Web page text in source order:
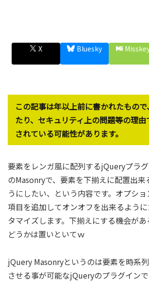
X Bluesky
この記事は年以上前に書かれたもの
たり、セキュリティ上の問題等の理
されている可能性があります。
要素をレンガ風に配列するjQueryプラ
のMasonryで、要素を下揃えに配置出来
うにしたい、という内容です。オプショ
項目を追加してオンオフを出来るよう
タマイズします。下揃えにする機会があ
どうかは置いといてｗ
jQuery Masonryというのは要素を時系
させる事が可能なjQueryのプラグイン